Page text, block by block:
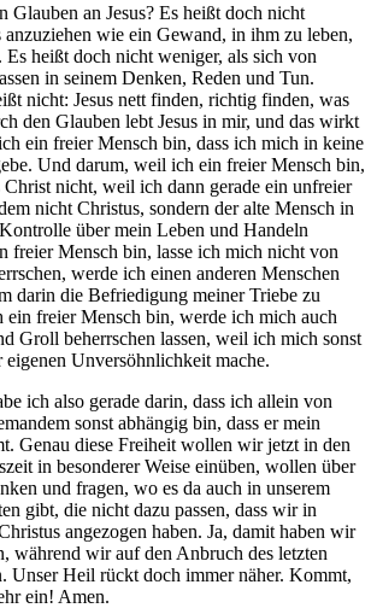
Glauben an Jesus? Es heißt doch nicht
wie ein Gewand, in ihm zu leben,
Es heißt doch nicht weniger, als sich von
in seinem Denken, Reden und Tun.
nicht: Jesus nett finden, richtig finden, was
den Glauben lebt Jesus in mir, und das wirkt
ein freier Mensch bin, dass ich mich in keine
Und darum, weil ich ein freier Mensch bin,
Christ nicht, weil ich dann gerade ein unfreier
nicht Christus, sondern der alte Mensch in
über mein Leben und Handeln
freier Mensch bin, lasse ich mich nicht von
werde ich einen anderen Menschen
darin die Befriedigung meiner Triebe zu
freier Mensch bin, werde ich mich auch
Groll beherrschen lassen, weil ich mich sonst
eigenen Unversöhnlichkeit mache.
ich also gerade darin, dass ich allein von
sonst abhängig bin, dass er mein
Genau diese Freiheit wollen wir jetzt in den
in besonderer Weise einüben, wollen über
und fragen, wo es da auch in unserem
gibt, die nicht dazu passen, dass wir in
angezogen haben. Ja, damit haben wir
während wir auf den Anbruch des letzten
Unser Heil rückt doch immer näher. Kommt,
ein! Amen.